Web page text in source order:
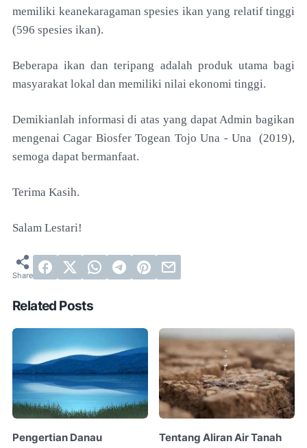
memiliki keanekaragaman spesies ikan yang relatif tinggi
(596 spesies ikan).
Beberapa ikan dan teripang adalah produk utama bagi
masyarakat lokal dan memiliki nilai ekonomi tinggi.
Demikianlah informasi di atas yang dapat Admin bagikan
mengenaiCagar Biosfer Togean Tojo Una - Una (2019),
semoga dapat bermanfaat.
Terima Kasih.
Salam Lestari!
Related Posts
Pengertian Danau Tentang Aliran Air Tanah